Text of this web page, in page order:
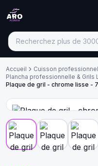
Accueil
Cuisson
Plancha professionnelle & Grils
Plaque de gril - chrome lisse -